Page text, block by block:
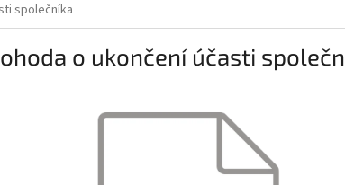
společníka
o ukončení účasti